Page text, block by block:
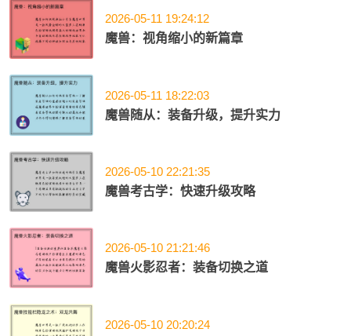
2026-05-11 19:24:12
魔兽：视角缩小的新篇章
2026-05-11 18:22:03
魔兽随从：装备升级，提升实力
2026-05-10 22:21:35
魔兽考古学：快速升级攻略
2026-05-10 21:21:46
魔兽火影忍者：装备切换之道
2026-05-10 20:20:24